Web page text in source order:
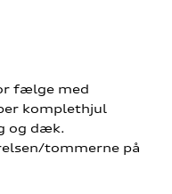
fælge med
komplethjul
og dæk.
tommerne på